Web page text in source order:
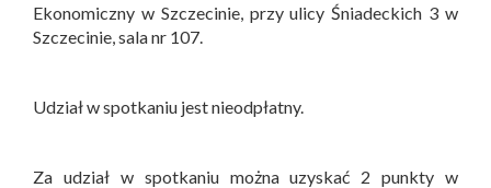
Ekonomiczny w Szczecinie, przy ulicy Śniadeckich 3 w
Szczecinie, sala nr 107.
Udział w spotkaniu jest nieodpłatny.
Za udział w spotkaniu można uzyskać 2 punkty w